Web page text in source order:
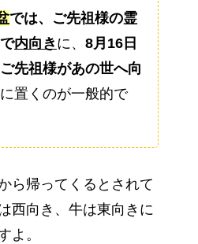
では、ご先祖様の霊
内向き に、 8月16日
先祖様があの世へ向
に置くのが一般的で
ら帰ってくるとされて
西向き、牛は東向きに
よ。